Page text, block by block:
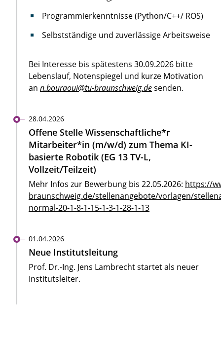
Programmierkenntnisse (Python/C++/ ROS)
Selbstständige und zuverlässige Arbeitsweise
Bei Interesse bis spätestens 30.09.2026 bitte
Lebenslauf, Notenspiegel und kurze Motivation
an n.bouraoui@tu-braunschweig.desenden.
28.04.2026
Offene Stelle Wissenschaftliche*r
Mitarbeiter*in (m/w/d) zum Thema KI-
basierte Robotik (EG 13 TV-L,
Vollzeit/Teilzeit)
Mehr Infos zur Bewerbung bis 22.05.2026: https://
braunschweig.de/stellenangebote/vorlagen/
normal-20-1-8-1-15-1-3-1-28-1-13
01.04.2026
Neue Institutsleitung
Prof. Dr.-Ing. Jens Lambrecht startet als neuer
Institutsleiter.